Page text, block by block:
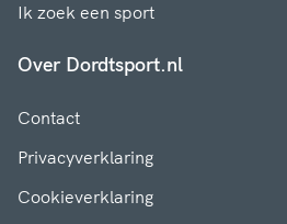
Ik zoek een sport
Over Dordtsport.nl
Contact
Privacyverklaring
Cookieverklaring